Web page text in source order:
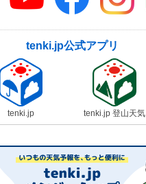
tenki.jp公式アプリ
tenki.jp tenki.jp 登山天気